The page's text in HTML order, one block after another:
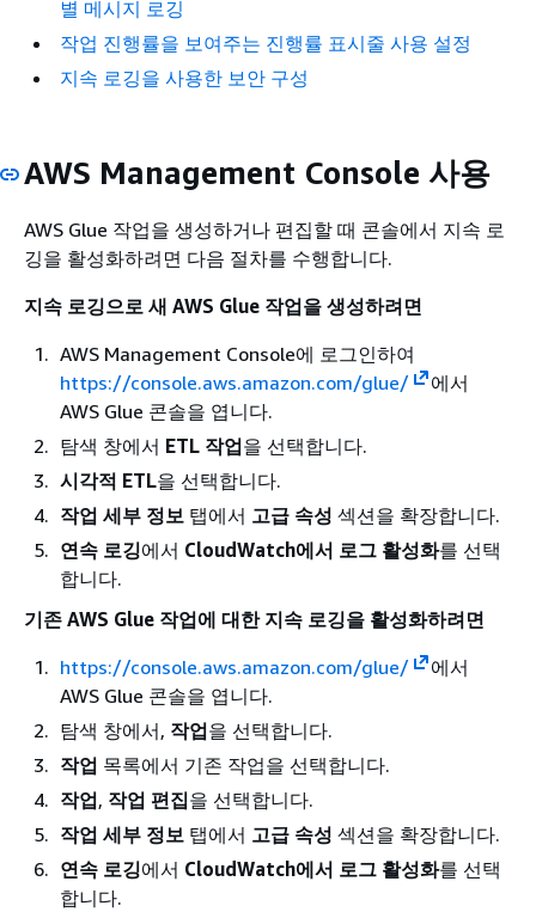
별 메시지 로깅
작업 진행률을 보여주는 진행률 표시줄 사용 설정
지속 로깅을 사용한 보안 구성
AWS Management Console 사용
AWS Glue 작업을 생성하거나 편집할 때 콘솔에서 지속 로
깅을 활성화하려면 다음 절차를 수행합니다.
지속 로깅으로 새 AWS Glue 작업을 생성하려면
AWS Management Console에 로그인하여
https://console.aws.amazon.com/glue/
에서
AWS Glue 콘솔을 엽니다.
탐색 창에서 ETL 작업을 선택합니다.
시각적 ETL을 선택합니다.
작업 세부 정보 탭에서 고급 속성 섹션을 확장합니다.
연속 로깅에서 CloudWatch에서 로그 활성화를 선택
합니다.
기존 AWS Glue 작업에 대한 지속 로깅을 활성화하려면
https://console.aws.amazon.com/glue/
에서
AWS Glue 콘솔을 엽니다.
탐색 창에서, 작업을 선택합니다.
작업 목록에서 기존 작업을 선택합니다.
작업, 작업 편집을 선택합니다.
작업 세부 정보 탭에서 고급 속성 섹션을 확장합니다.
연속 로깅에서 CloudWatch에서 로그 활성화를 선택
합니다.